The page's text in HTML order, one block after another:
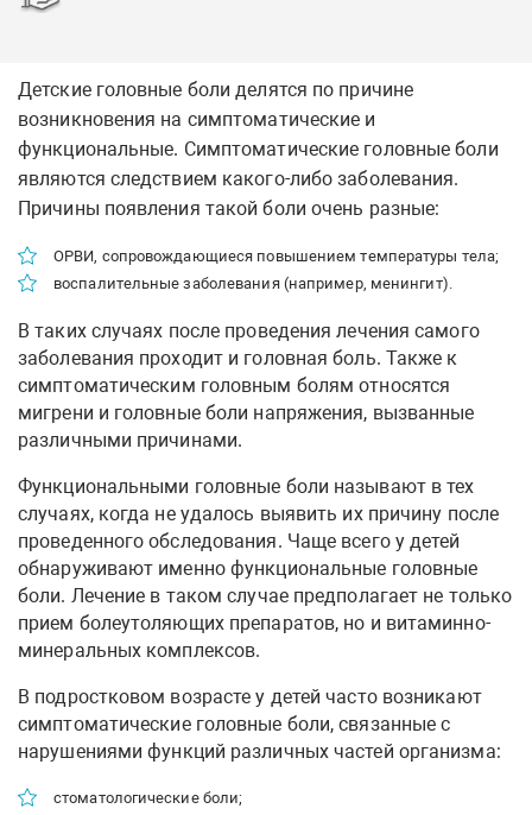
Детские головные боли делятся по причине
возникновения на симптоматические и
функциональные. Симптоматические головные боли
являются следствием какого-либо заболевания.
Причины появления такой боли очень разные:
ОРВИ, сопровождающиеся повышением температуры тела;
воспалительные заболевания (например, менингит).
В таких случаях после проведения лечения самого
заболевания проходит и головная боль. Также к
симптоматическим головным болям относятся
мигрени и головные боли напряжения, вызванные
различными причинами.
Функциональными головные боли называют в тех
случаях, когда не удалось выявить их причину после
проведенного обследования. Чаще всего у детей
обнаруживают именно функциональные головные
боли. Лечение в таком случае предполагает не только
прием болеутоляющих препаратов, но и витаминно-
минеральных комплексов.
В подростковом возрасте у детей часто возникают
симптоматические головные боли, связанные с
нарушениями функций различных частей организма:
стоматологические боли;